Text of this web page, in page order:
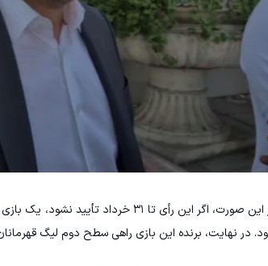
در غیر این صورت، اگر این رأی تا ۳۱
در نهایت، برنده این بازی راهی سطح دوم لیگ